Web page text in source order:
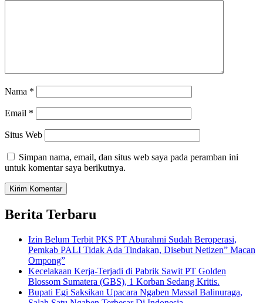
Nama *
Email *
Situs Web
Simpan nama, email, dan situs web saya pada peramban ini
untuk komentar saya berikutnya.
Berita Terbaru
Izin Belum Terbit PKS PT Aburahmi Sudah Beroperasi,
Pemkab PALI Tidak Ada Tindakan, Disebut Netizen” Macan
Ompong”
Kecelakaan Kerja-Terjadi di Pabrik Sawit PT Golden
Blossom Sumatera (GBS), 1 Korban Sedang Kritis.
Bupati Egi Saksikan Upacara Ngaben Massal Balinuraga,